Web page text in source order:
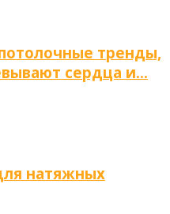
тренды,
сердца и…
натяжных